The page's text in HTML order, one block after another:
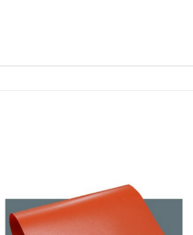
Wunschliste
hinzufügen